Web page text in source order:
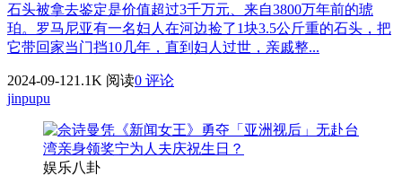
石头被拿去鉴定是价值超过3千万元、来自3800万年前的琥
珀。罗马尼亚有一名妇人在河边捡了1块3.5公斤重的石头，把
它带回家当门挡10几年，直到妇人过世，亲戚整...
2024-09-121.1K 阅读0 评论
jinpupu
娱乐八卦